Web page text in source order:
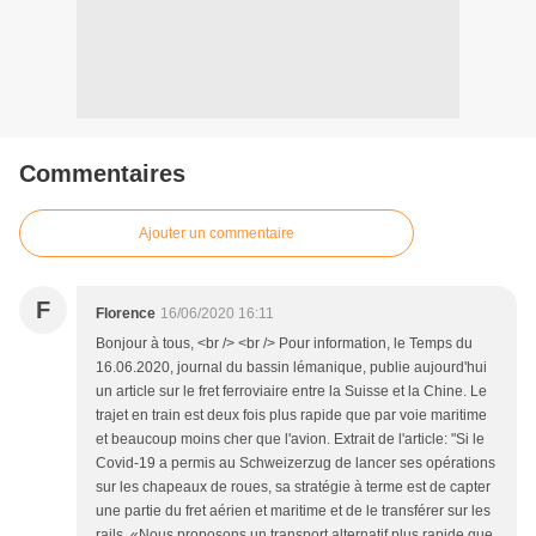
Commentaires
Ajouter un commentaire
F Florence 16/06/2020 16:11
Bonjour à tous, <br /> <br /> Pour information, le Temps du
16.06.2020, journal du bassin lémanique, publie aujourd'hui
un article sur le fret ferroviaire entre la Suisse et la Chine. Le
trajet en train est deux fois plus rapide que par voie maritime
et beaucoup moins cher que l'avion. Extrait de l'article: "Si le
Covid-19 a permis au Schweizerzug de lancer ses opérations
sur les chapeaux de roues, sa stratégie à terme est de capter
une partie du fret aérien et maritime et de le transférer sur les